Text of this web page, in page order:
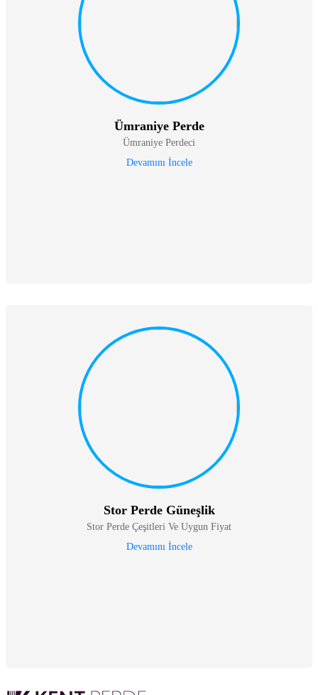
Ümraniye Perde
Ümraniye Perdeci
Devamını İncele
Stor Perde Güneşlik
Stor Perde Çeşitleri Ve Uygun Fiyat
Devamını İncele